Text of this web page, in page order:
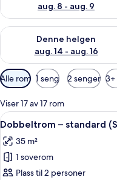
aug. 8 - aug. 9
Denne helgen
aug. 14 - aug. 16
Sjekk tilgjengelighet for
Tilgjengelige
filtre
for
rom
Alle rom 1 seng 2 senger
Viser 17 av 17 rom
Åpne
alle
bildene
av
Dobbeltrom
6
Dobbeltrom – standard
35 m²
1 soverom
Plass til 2 personer